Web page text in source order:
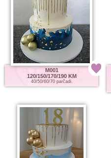
M001
120/150/170/190 KM
40/50/60/70 parčadi.